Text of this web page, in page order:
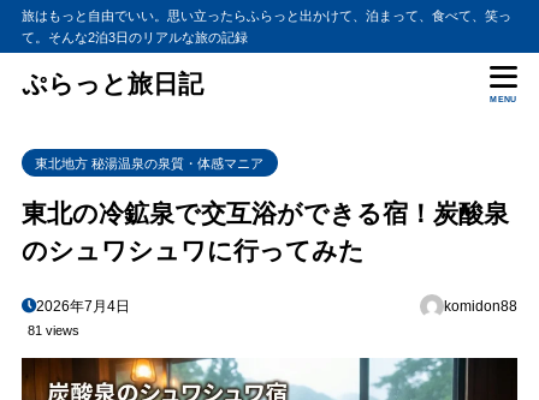
旅はもっと自由でいい。思い立ったらふらっと出かけて、泊まって、食べて、笑っ
て。そんな2泊3日のリアルな旅の記録
ぷらっと旅日記
MENU
東北地方 秘湯温泉の泉質・体感マニア
東北の冷鉱泉で交互浴ができる宿！炭酸泉
のシュワシュワに行ってみた
2026年7月4日 komidon88
81 views